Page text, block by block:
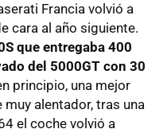
Francia volvió a
cara al año siguiente.
que entregaba 400
del 5000GT con 30
principio, una mejor
alentador, tras una
el coche volvió a